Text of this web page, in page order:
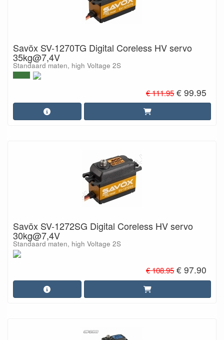
Savöx SV-1270TG Digital Coreless HV servo
35kg@7,4V
Standaard maten, high Voltage 2S
€ 111.95 € 99.95
Savöx SV-1272SG Digital Coreless HV servo
30kg@7,4V
Standaard maten, high Voltage 2S
€ 108.95 € 97.90